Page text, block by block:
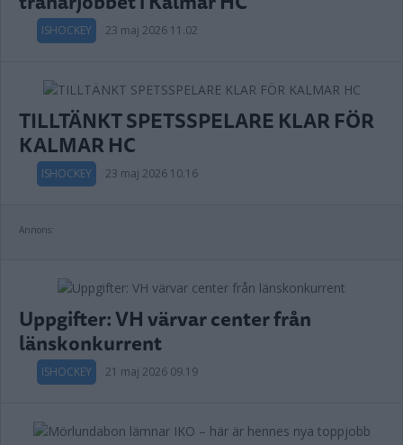
ISHOCKEY 23 maj 2026 11.02
TILLTÄNKT SPETSSPELARE KLAR FÖR
KALMAR HC
ISHOCKEY 23 maj 2026 10.16
Annons:
Uppgifter: VH värvar center från
länskonkurrent
ISHOCKEY 21 maj 2026 09.19